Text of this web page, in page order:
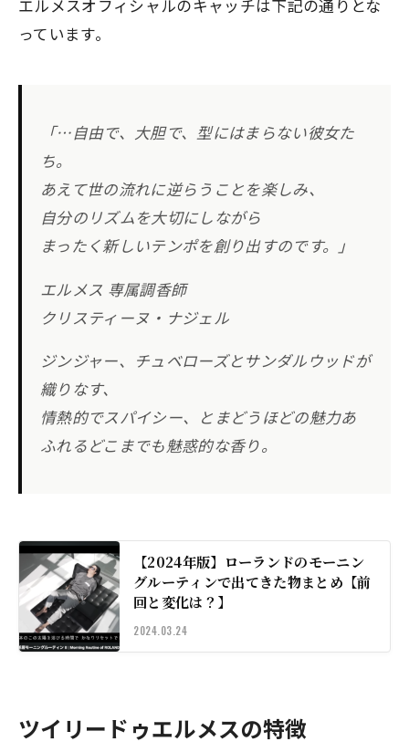
エルメスオフィシャルのキャッチは下記の通りとな
っています。
「…自由で、大胆で、型にはまらない彼女た
ち。
あえて世の流れに逆らうことを楽しみ、
自分のリズムを大切にしながら
まったく新しいテンポを創り出すのです。」
エルメス 専属調香師
クリスティーヌ・ナジェル
ジンジャー、チュベローズとサンダルウッドが
織りなす、
情熱的でスパイシー、とまどうほどの魅力あ
ふれるどこまでも魅惑的な香り。
【2024年版】ローランドのモーニン
グルーティンで出てきた物まとめ【前
回と変化は？】
2024.03.24
ツイリードゥエルメスの特徴